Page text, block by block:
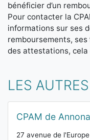
bénéficier d’un
Pour contacter la
informations sur ses
remboursements,
des attestations, cela
LES
CPAM de
27 avenue de l'Europe